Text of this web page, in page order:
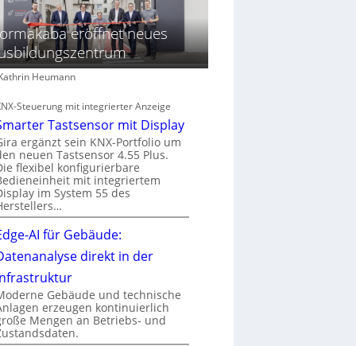
eröffnet neues
Heumann
Steuerung mit integrierter Anzeige
Tastsensor mit Display
ergänzt sein KNX-Portfolio um
neuen Tastsensor 4.55 Plus.
flexibel konfigurierbare
mit integriertem
im System 55 des
AI für Gebäude:
direkt in der
Gebäude und technische
erzeugen kontinuierlich
Mengen an Betriebs- und